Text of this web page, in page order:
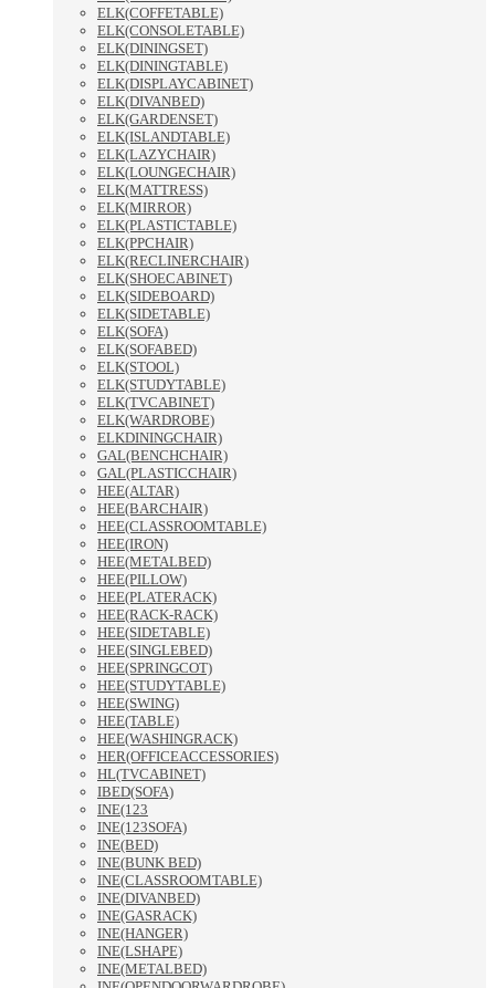
ELK(COFFETABLE)
ELK(CONSOLETABLE)
ELK(DININGSET)
ELK(DININGTABLE)
ELK(DISPLAYCABINET)
ELK(DIVANBED)
ELK(GARDENSET)
ELK(ISLANDTABLE)
ELK(LAZYCHAIR)
ELK(LOUNGECHAIR)
ELK(MATTRESS)
ELK(MIRROR)
ELK(PLASTICTABLE)
ELK(PPCHAIR)
ELK(RECLINERCHAIR)
ELK(SHOECABINET)
ELK(SIDEBOARD)
ELK(SIDETABLE)
ELK(SOFA)
ELK(SOFABED)
ELK(STOOL)
ELK(STUDYTABLE)
ELK(TVCABINET)
ELK(WARDROBE)
ELKDININGCHAIR)
GAL(BENCHCHAIR)
GAL(PLASTICCHAIR)
HEE(ALTAR)
HEE(BARCHAIR)
HEE(CLASSROOMTABLE)
HEE(IRON)
HEE(METALBED)
HEE(PILLOW)
HEE(PLATERACK)
HEE(RACK-RACK)
HEE(SIDETABLE)
HEE(SINGLEBED)
HEE(SPRINGCOT)
HEE(STUDYTABLE)
HEE(SWING)
HEE(TABLE)
HEE(WASHINGRACK)
HER(OFFICEACCESSORIES)
HL(TVCABINET)
IBED(SOFA)
INE(123
INE(123SOFA)
INE(BED)
INE(BUNK BED)
INE(CLASSROOMTABLE)
INE(DIVANBED)
INE(GASRACK)
INE(HANGER)
INE(LSHAPE)
INE(METALBED)